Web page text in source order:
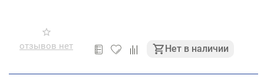
отзывов нет Нет в наличии